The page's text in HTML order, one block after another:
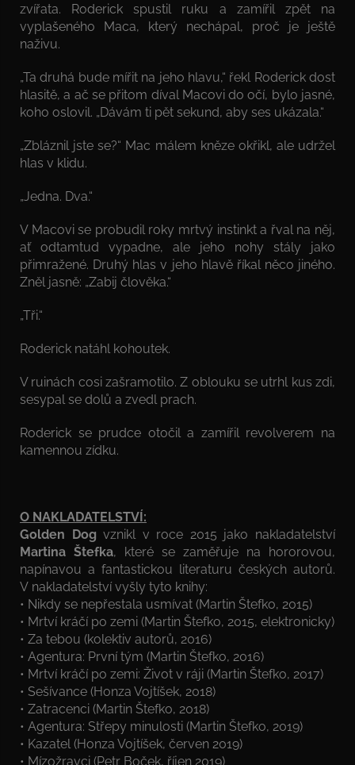
zvířata. Roderick spustil ruku a zamířil zpět na
vyplašeného Maca, který nechápal, proč je ještě
naživu.
„Ta druhá bude mířit na jeho hlavu,“ řekl Roderick dost
hlasitě, a ač se přitom díval Macovi do očí, bylo jasné,
koho oslovil. „Dávám ti pět sekund, aby ses ukázala.“
„Zbláznil jste se?“ Mac málem kněze okřikl, ale udržel
hlas v klidu.
„Jedna. Dva.“
V Macovi se probudil roky mrtvý instinkt a řval na něj,
ať odtamtud vypadne, ale jeho nohy stály jako
přimražené. Druhý hlas v jeho hlavě říkal něco jiného.
Zněl jasně: „Zabij člověka.“
„Tři.“
Roderick natáhl kohoutek.
V ruinách cosi zašramotilo. Z oblouku se utrhl kus zdi,
sesypal se dolů a zvedl prach.
Roderick se prudce otočil a zamířil revolverem na
kamennou zídku.
O NAKLADATELSTVÍ:
Golden Dog vznikl v roce 2015 jako nakladatelství
Martina Štefka, které se zaměřuje na hororovou,
napínavou a fantastickou literaturu českých autorů.
V nakladatelství vyšly tyto knihy:
• Nikdy se nepřestala usmívat (Martin Štefko, 2015)
• Mrtví kráčí po zemi (Martin Štefko, 2015, elektronicky)
• Za tebou (kolektiv autorů, 2016)
• Agentura: První tým (Martin Štefko, 2016)
• Mrtví kráčí po zemi: Život v ráji (Martin Štefko, 2017)
• Sešívance (Honza Vojtíšek, 2018)
• Zatracenci (Martin Štefko, 2018)
• Agentura: Střepy minulosti (Martin Štefko, 2019)
• Kazatel (Honza Vojtíšek, červen 2019)
• Mízožravci (Petr Boček, říjen 2019)